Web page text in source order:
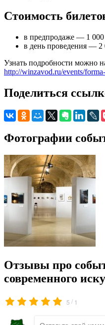
Стоимость
в предпродаже — 1 000
в день проведения — 2
Узнать подробности можно
http://winzavod.ru/events/
Поделиться
Фотографии
Отзывы про
современного
5 / 1